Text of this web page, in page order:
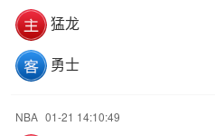
猛龙
勇士
NBA 01-21 14:10:49